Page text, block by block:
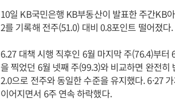
10일 KB국민은행 KB부동산이 발표한 주간KB
2를 기록해 전주(51.0) 대비 0.8포인트 떨어졌다.
6.27 대책 시행 직후인 6월 마지막 주(76.4)부
을 찍었던 6월 넷째 주(99.3)와 비교하면 완전
2.0으로 전주와 동일한 수준을 유지했다. 6·27
이어지면서 6주 연속 하락했다.